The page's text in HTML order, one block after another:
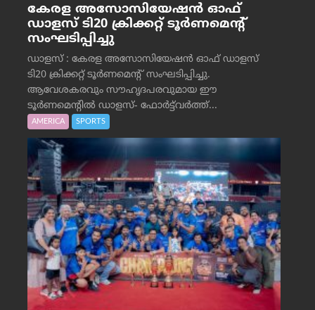
കേരള അസോസിയേഷൻ ഓഫ്
ഡാളസ് ടി20 ക്രിക്കറ്റ് ടൂർണമെന്റ്
സംഘടിപ്പിച്ചു
ഡാളസ് : കേരള അസോസിയേഷൻ ഓഫ് ഡാളസ്
ടി20 ക്രിക്കറ്റ് ടൂർണമെന്റ് സംഘടിപ്പിച്ചു.
ആവേശകരവും സൗഹൃദപരവുമായ ഈ
ടൂർണമെന്റിൽ ഡാളസ്- ഫോർട്ട്‌വര്‍ത്ത്...
AMERICA SPORTS